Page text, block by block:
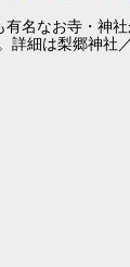
名なお寺・神
詳細は梨郷神社